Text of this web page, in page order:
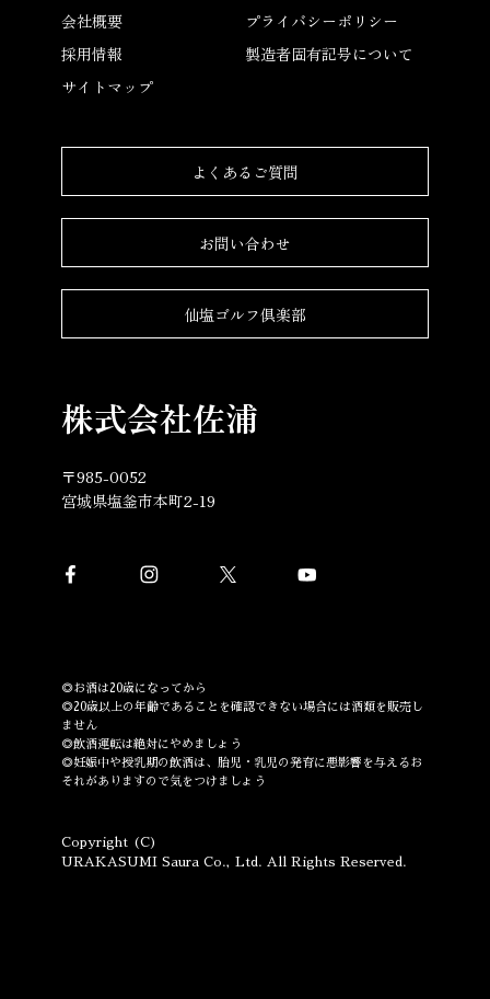
会社概要
採用情報
サイトマップ
プライバシーポリシー
製造者固有記号について
よくあるご質問
お問い合わせ
仙塩ゴルフ倶楽部
株式会社佐浦
〒985-0052
宮城県塩釜市本町2-19
◎お酒は20歳になってから
◎20歳以上の年齢であることを確認できない場合には酒類を販売し
ません
◎飲酒運転は絶対にやめましょう
◎妊娠中や授乳期の飲酒は、胎児・乳児の発育に悪影響を与えるお
それがありますので気をつけましょう
Copyright (C)
URAKASUMI Saura Co., Ltd. All Rights Reserved.